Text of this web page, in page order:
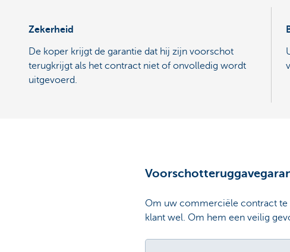
Zekerheid
De koper krijgt de garantie dat hij zijn voorschot
terugkrijgt als het contract niet of onvolledig wordt
uitgevoerd.
Om uw commerciële contract te
klant wel. Om hem een veilig